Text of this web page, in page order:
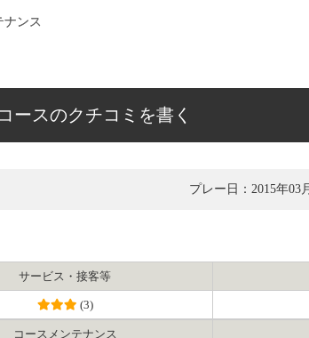
ースのクチコミを書く
プレー日：2015年03
サービス・接客等
(3)
コース メンテナンス